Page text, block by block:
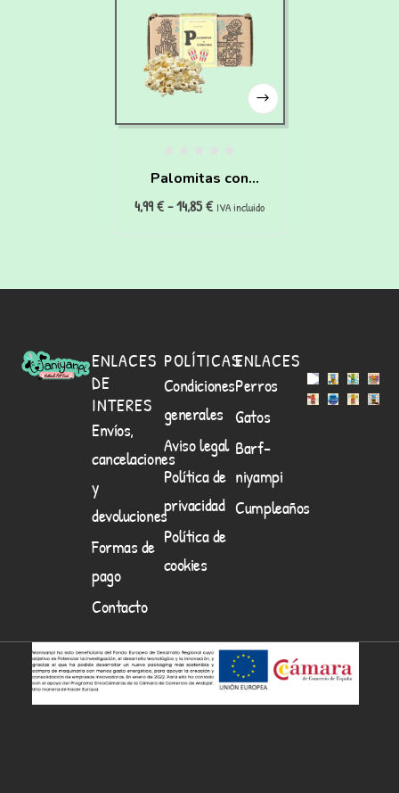
Palomitas con
cúrcuma para perros
4,99€-14,85€ IVA incluido
ENLACES
DE
INTERES
Envíos,
cancelaciones
y
devoluciones
Formas de
pago
Contacto
POLÍTICAS
Condiciones
generales
Aviso legal
Política de
privacidad
Política de
cookies
ENLACES
Perros
Gatos
Barf-
niyampi
Cumpleaños